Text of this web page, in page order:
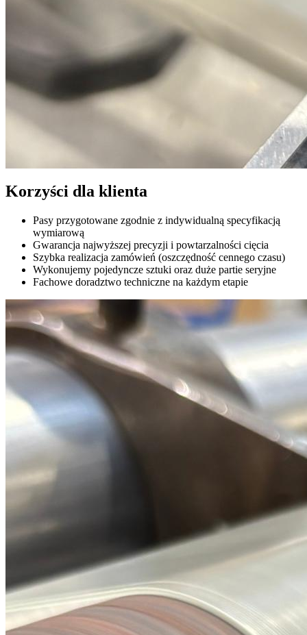
Korzyści dla klienta
Pasy przygotowane zgodnie z indywidualną specyfikacją
wymiarową
Gwarancja najwyższej precyzji i powtarzalności cięcia
Szybka realizacja zamówień (oszczędność cennego czasu)
Wykonujemy pojedyncze sztuki oraz duże partie seryjne
Fachowe doradztwo techniczne na każdym etapie